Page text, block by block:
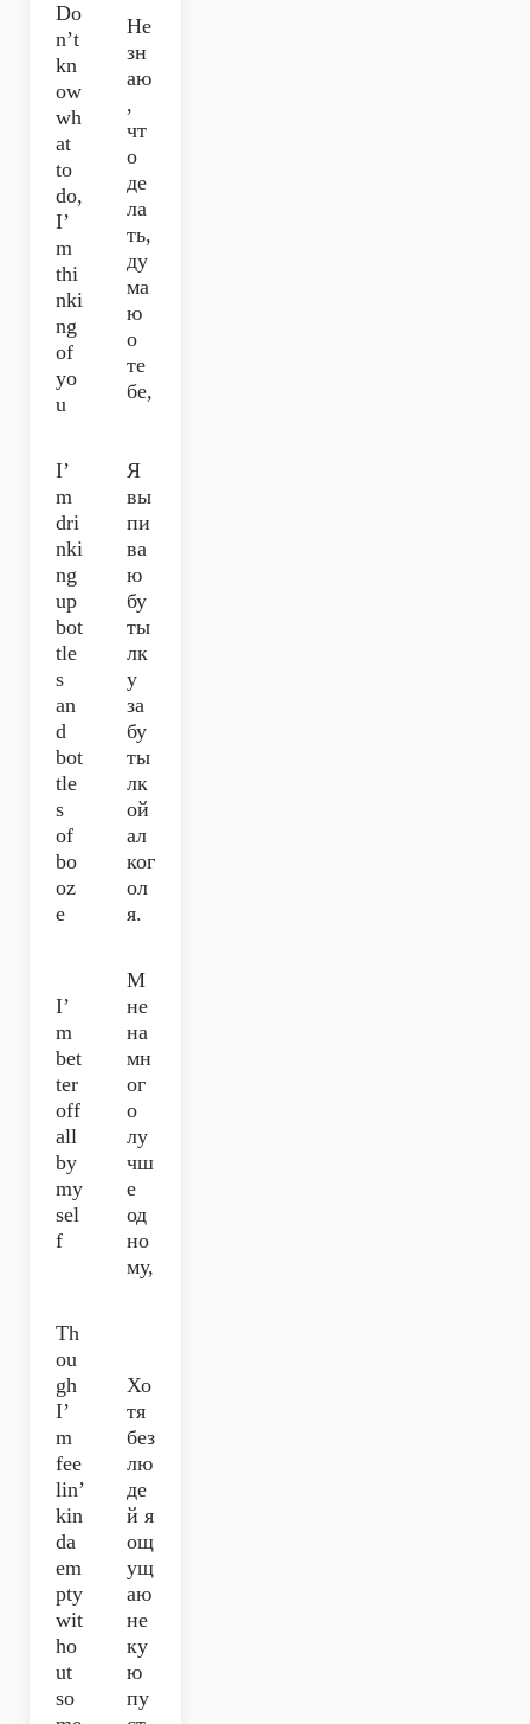
Do
n’t
kn
ow
wh
at
to
do,
I’
m
thi
nki
ng
of
yo
u
Не
зн
аю
,
чт
о
де
ла
ть,
ду
ма
ю
о
те
бе,
I’
m
dri
nki
ng
up
bot
tle
s
an
d
bot
tle
s
of
bo
oz
e
Я
вы
пи
ва
ю
бу
ты
лк
у
за
бу
ты
лк
ой
ал
ког
ол
я.
I’
m
bet
ter
off
all
by
my
sel
f
М
не
на
мн
ог
о
лу
чш
е
од
но
му,
Th
ou
gh
I’
m
fee
lin’
kin
da
em
pty
wit
ho
ut
so
Хо
тя
без
лю
де
й я
ощ
ущ
аю
не
ку
ю
пу